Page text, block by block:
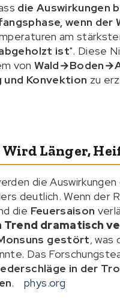
die Auswirkungen
wenn
am
ist". Diese
von
Konvektion zu
Länger,
die
deutlich. Wenn der
die Feuersaison
Trend dramatisch
gestört, was
Das
in der
. phys.org